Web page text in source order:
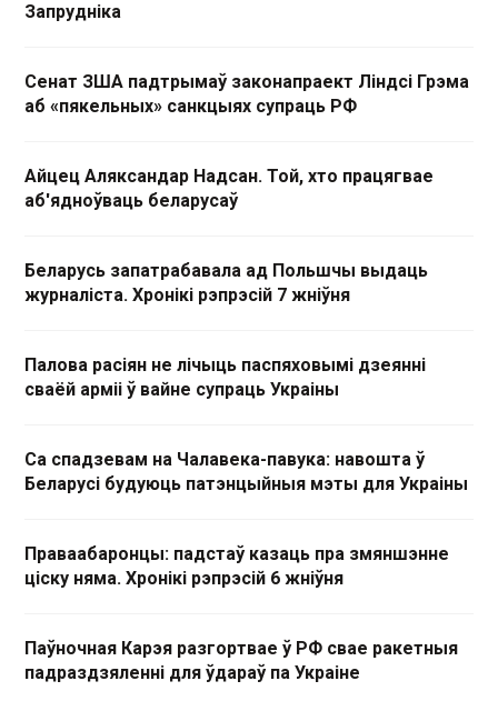
Запрудніка
Сенат ЗША падтрымаў законапраект Ліндсі Грэма
аб «пякельных» санкцыях супраць РФ
Айцец Аляксандар Надсан. Той, хто працягвае
аб'ядноўваць беларусаў
Беларусь запатрабавала ад Польшчы выдаць
журналіста. Хронікі рэпрэсій 7 жніўня
Палова расіян не лічыць паспяховымі дзеянні
сваёй арміі ў вайне супраць Украіны
Са спадзевам на Чалавека-павука: навошта ў
Беларусі будуюць патэнцыйныя мэты для Украіны
Праваабаронцы: падстаў казаць пра змяншэнне
ціску няма. Хронікі рэпрэсій 6 жніўня
Паўночная Карэя разгортвае ў РФ свае ракетныя
падраздзяленні для ўдараў па Украіне